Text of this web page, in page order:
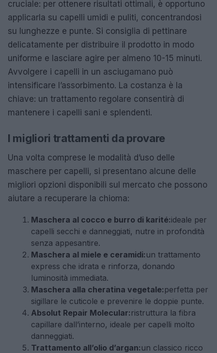
cruciale: per ottenere risultati ottimali, è opportuno
applicarla su capelli umidi e puliti, concentrandosi
su lunghezze e punte. Si consiglia di pettinare
delicatamente per distribuire il prodotto in modo
uniforme e lasciare agire per almeno 10-15 minuti.
Avvolgere i capelli in un asciugamano può
intensificare l’assorbimento. La costanza è la
chiave: un trattamento regolare consentirà di
mantenere i capelli sani e splendenti.
I migliori trattamenti da provare
Una volta comprese le modalità d’uso delle
maschere per capelli, si presentano alcune delle
migliori opzioni disponibili sul mercato che possono
aiutare a recuperare la chioma:
Maschera al cocco e burro di karité:ideale per
capelli secchi e danneggiati, nutre in profondità
senza appesantire.
Maschera al miele e ceramidi: un trattamento
express che idrata e rinforza, donando
luminosità immediata.
Maschera alla cheratina vegetale: perfetta per
sigillare le cuticole e prevenire le doppie punte.
Absolut Repair Molecular: ristruttura la fibra
capillare dall’interno, ideale per capelli molto
danneggiati.
Trattamento all’olio d’argan: un classico ricco